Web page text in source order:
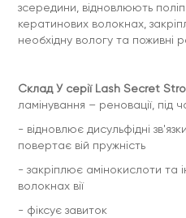
зсередини, відновлюють
кератинових волокнах,
необхідну вологу та поживні
Склад У серії Lash Secret
ламінування – реновації, під
- відновлює дисульфідні
повертає вій пружність
- закріплює амінокислоти та
волокнах вії
- фіксує завиток